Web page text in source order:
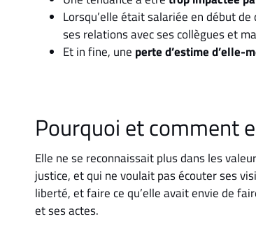
Lorsqu’elle était salariée en début de
ses relations avec ses collègues et
Et in fine, une perte d’estime d’elle-
Pourquoi et comment
Elle ne se reconnaissait plus dans les
justice, et qui ne voulait pas écouter ses
liberté, et faire ce qu’elle avait envie de
et ses actes.